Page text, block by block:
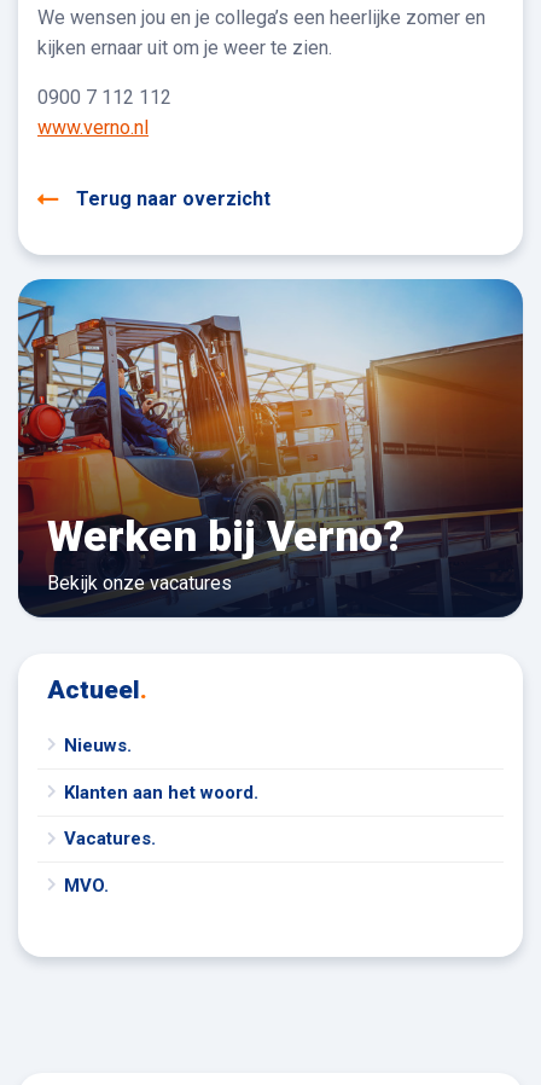
We wensen jou en je collega’s een heerlijke zomer en
kijken ernaar uit om je weer te zien.
0900 7 112 112
www.verno.nl
Terug naar overzicht
Werken bij Verno?
Bekijk onze vacatures
Actueel.
Nieuws.
Klanten aan het woord.
Vacatures.
MVO.